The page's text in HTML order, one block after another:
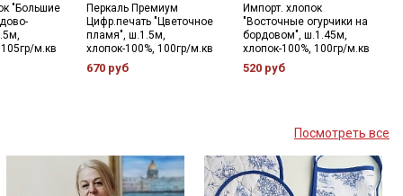
"Большие
м.кв
Перкаль Премиум
Цифр.печать "Цветочное
пламя", ш.1.5м,
хлопок-100%, 100гр/м.кв
670 руб
Импорт. хлопок
"Восточные огурчики на
бордовом", ш.1.45м,
хлопок-100%, 100гр/м.кв
520 руб
Посмотреть все